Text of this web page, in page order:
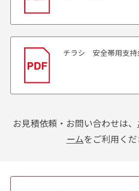
チラシ 安全帯用支持
お見積依頼・お問い合わせは、
ームをご利用く